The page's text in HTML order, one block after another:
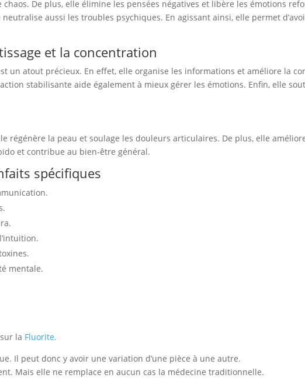
De plus, elle élimine les pensées négatives et libère les émotions
aussi les troubles psychiques. En agissant ainsi, elle permet
et la concentration
un atout précieux. En effet, elle organise les informations et améliore la
stabilisante aide également à mieux gérer les émotions. Enfin, elle
régénère la peau et soulage les douleurs articulaires. De plus, elle
et contribue au bien-être général.
spécifiques
mentale.
la Fluorite.
Il peut donc y avoir une variation d’une pièce à une autre.
Mais elle ne remplace en aucun cas la médecine traditionnelle.